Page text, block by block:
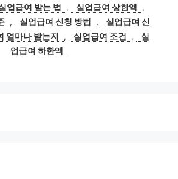
업급여 받는 법 , 실업급여 상한액
,
, 실업급여 신청 방법 ,
실업급여 신
얼마나 받는지 , 실업급여 조건 ,
실
업급여 하한액